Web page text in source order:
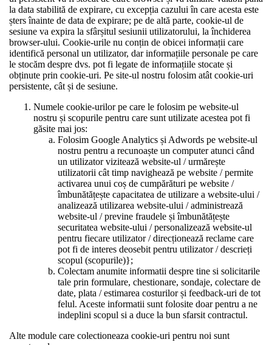
la data stabilită de expirare, cu excepția cazului în care acesta este
șters înainte de data de expirare; pe de altă parte, cookie-ul de
sesiune va expira la sfârșitul sesiunii utilizatorului, la închiderea
browser-ului. Cookie-urile nu conțin de obicei informații care
identifică personal un utilizator, dar informațiile personale pe care
le stocăm despre dvs. pot fi legate de informațiile stocate și
obținute prin cookie-uri. Pe site-ul nostru folosim atât cookie-uri
persistente, cât și de sesiune.
Numele cookie-urilor pe care le folosim pe website-ul
nostru și scopurile pentru care sunt utilizate acestea pot fi
găsite mai jos:
Folosim Google Analytics și Adwords pe website-ul
nostru pentru a recunoaște un computer atunci când
un utilizator vizitează website-ul / urmărește
utilizatorii cât timp navighează pe website / permite
activarea unui coș de cumpărături pe website /
îmbunătățește capacitatea de utilizare a website-ului /
analizează utilizarea website-ului / administrează
website-ul / previne fraudele și îmbunătățește
securitatea website-ului / personalizează website-ul
pentru fiecare utilizator / direcționează reclame care
pot fi de interes deosebit pentru utilizator / descrieți
scopul (scopurile)};
Colectam anumite informatii despre tine si solicitarile
tale prin formulare, chestionare, sondaje, colectare de
date, plata / estimarea costurilor și feedback-uri de tot
felul. Aceste informatii sunt folosite doar pentru a ne
indeplini scopul si a duce la bun sfarsit contractul.
Alte module care colectioneaza cookie-uri pentru noi sunt